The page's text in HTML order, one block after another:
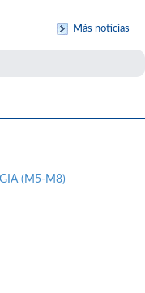
Más noticias
(M5-M8)